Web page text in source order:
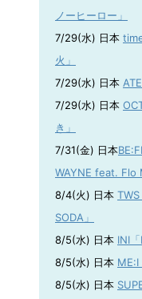
ノーヒーロー」
7/29(水) 日本
火」
7/29(水) 日本
7/29(水) 日本
き」
7/31(金) 日本
WAYNE feat. Flo
8/4(火) 日本
SODA」
8/5(水) 日本 INI
8/5(水) 日本 ME:I
8/5(水) 日本